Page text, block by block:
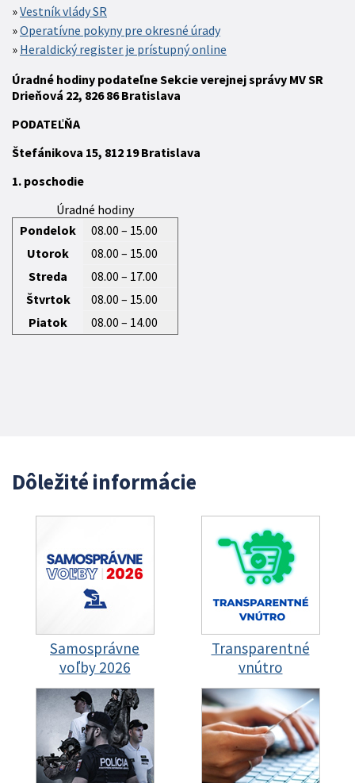
Vestník vlády SR
Operatívne pokyny pre okresné úrady
Heraldický register je prístupný online
Úradné hodiny podateľne Sekcie verejnej správy MV SR
Drieňová 22, 826 86 Bratislava
PODATEĽŇA
Štefánikova 15, 812 19Bratislava
1. poschodie
Úradné hodiny
Pondelok
08.00 – 15.00
Utorok
08.00 – 15.00
Streda
08.00 – 17.00
Štvrtok
08.00 – 15.00
Piatok
08.00 – 14.00
Dôležité informácie
Samosprávne
voľby 2026
Transparentné
vnútro